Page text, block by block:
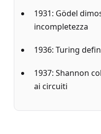
1931: Gödel
incompletezza
1936: Turing
1937: Shannon
ai circuiti